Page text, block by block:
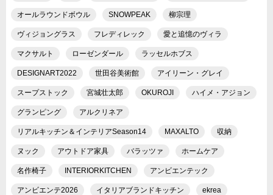
オールラウンドボウル SNOWPEAK 柳宗理
ヴィジョングラス フレディレック 愛と追憶のヴィラ
マクサルト ローゼンダール ラッセルホブス
DESIGNART2022 世田谷美術館 アイリーン・グレイ
スープストック 宮城壮太郎 OKUROJI ハイメ・アジョン
グランピング アルクリネア
リアルキッチン＆インテリアSeason14 MAXALTO 収納
ヌック アウトドア家具 バラッツァ ホームケア
名作椅子 INTERIORKITCHEN アンビエンテック
アンビエンテ2026 イタリアブランドキッチン ekrea